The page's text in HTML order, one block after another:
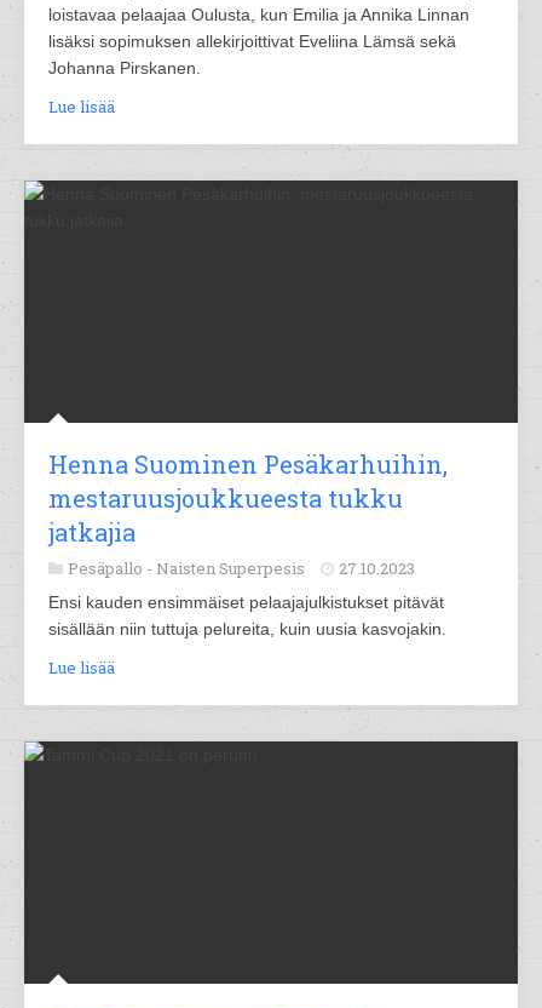
loistavaa pelaajaa Oulusta, kun Emilia ja Annika Linnan
lisäksi sopimuksen allekirjoittivat Eveliina Lämsä sekä
Johanna Pirskanen.
Lue lisää
Henna Suominen Pesäkarhuihin,
mestaruusjoukkueesta tukku
jatkajia
Pesäpallo - Naisten Superpesis 27.10.2023
Ensi kauden ensimmäiset pelaajajulkistukset pitävät
sisällään niin tuttuja pelureita, kuin uusia kasvojakin.
Lue lisää